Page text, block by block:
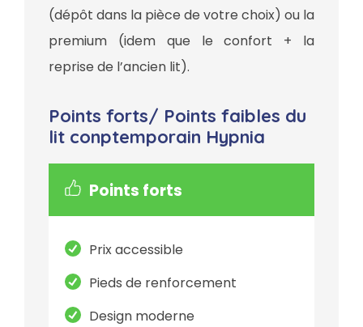
(dépôt dans la pièce de votre choix) ou la
premium (idem que le confort + la
reprise de l’ancien lit).
Points forts/ Points faibles du
lit conptemporain Hypnia
Points forts
Prix accessible
Pieds de renforcement
Design moderne